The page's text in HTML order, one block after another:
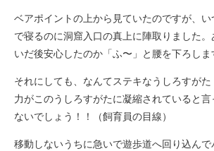
ベアポイントの上から見ていたのですが、
で寝るのに洞窟入口の真上に陣取りました
いだ後安心したのか「ふ〜」と腰を下ろしま
それにしても、なんてステキなうしろすが
力がこのうしろすがたに凝縮されていると
ないでしょう！！（飼育員の目線）
移動しないうちに急いで遊歩道へ回り込んで